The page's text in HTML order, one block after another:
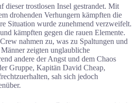
dieser trostlosen Insel gestrandet. Mit
drohenden Verhungern kämpften die
Situation wurde zunehmend verzweifelt.
kämpften gegen die rauen Elemente.
nahmen zu, was zu Spaltungen und
zeigten unglaubliche
andere der Angst und dem Chaos
Gruppe, Kapitän David Cheap,
sah sich jedoch